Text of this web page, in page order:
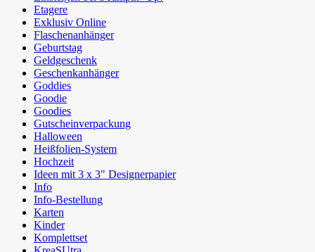
Etagere
Exklusiv Online
Flaschenanhänger
Geburtstag
Geldgeschenk
Geschenkanhänger
Goddies
Goodie
Goodies
Gutscheinverpackung
Halloween
Heißfolien-System
Hochzeit
Ideen mit 3 x 3" Designerpapier
Info
Info-Bestellung
Karten
Kinder
Komplettset